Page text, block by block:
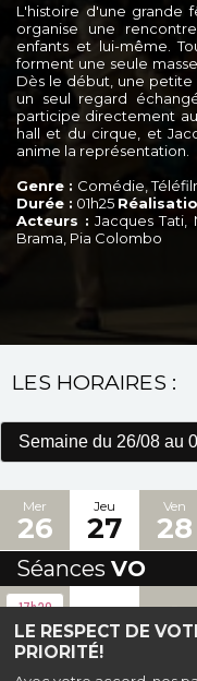
LE RESPECT DE
PRIORITÉ!
L'histoire d'une grande
organise une
enfants et lui-même.
forment une seule
Dès le début, une
un seul regard
participe directement
hall et du cirque, et
anime la représentation.
Genre : Comédie,
Durée : 01h25
Acteurs : Jacques Tati,
Brama, Pia Colombo
LES HORAIRES :
Mer
26
Jeu
27
Ven
28
Séances VO
17h30 - -